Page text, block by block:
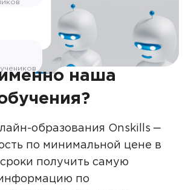
наша
образования Onskills ‒
по минимальной цене в
получить самую
по